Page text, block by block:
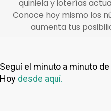
Seguí el minuto a minuto de
Hoy desde aquí.